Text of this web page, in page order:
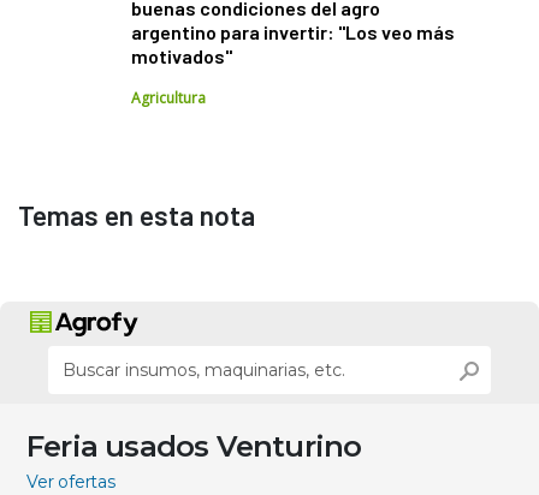
buenas condiciones del agro
argentino para invertir: "Los veo más
motivados"
Agricultura
Temas en esta nota
Feria usados Venturino
Ver ofertas